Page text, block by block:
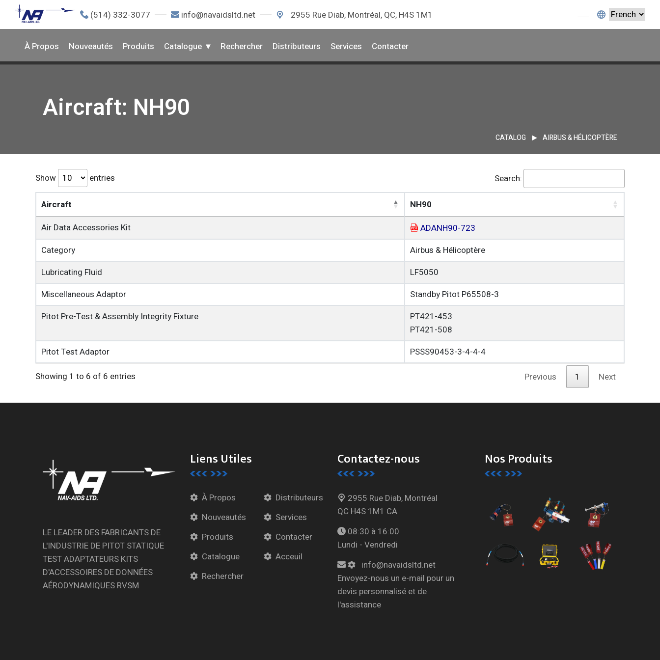
(514) 332-3077 info@navaidsltd.net 2955 Rue Diab, Montréal, QC, H4S 1M1
À Propos Nouveautés Produits Catalogue Rechercher Distributeurs Services Contacter
Aircraft: NH90
CATALOG AIRBUS & HÉLICOPTÈRE
Show entries Search:
Aircraft
NH90
Air Data Accessories Kit
ADANH90-723
Category
Airbus & Hélicoptère
Lubricating Fluid
LF5050
Miscellaneous Adaptor
Standby Pitot P65508-3
Pitot Pre-Test & Assembly Integrity Fixture
PT421-453
PT421-508
Pitot Test Adaptor
PSSS90453-3-4-4-4
Showing 1 to 6 of 6 entries
Previous 1 Next
LE LEADER DES FABRICANTS DE
L'INDUSTRIE DE PITOT STATIQUE
TEST ADAPTATEURS KITS
D'ACCESSOIRES DE DONNÉES
AÉRODYNAMIQUES RVSM
Liens Utiles
À Propos
Nouveautés
Produits
Catalogue
Rechercher
Distributeurs
Services
Contacter
Acceuil
Contactez-nous
2955 Rue Diab, Montréal
QC H4S 1M1 CA
08:30 à 16:00
Lundi - Vendredi
info@navaidsltd.net
Envoyez-nous un e-mail pour un
devis personnalisé et de
l'assistance
Nos Produits